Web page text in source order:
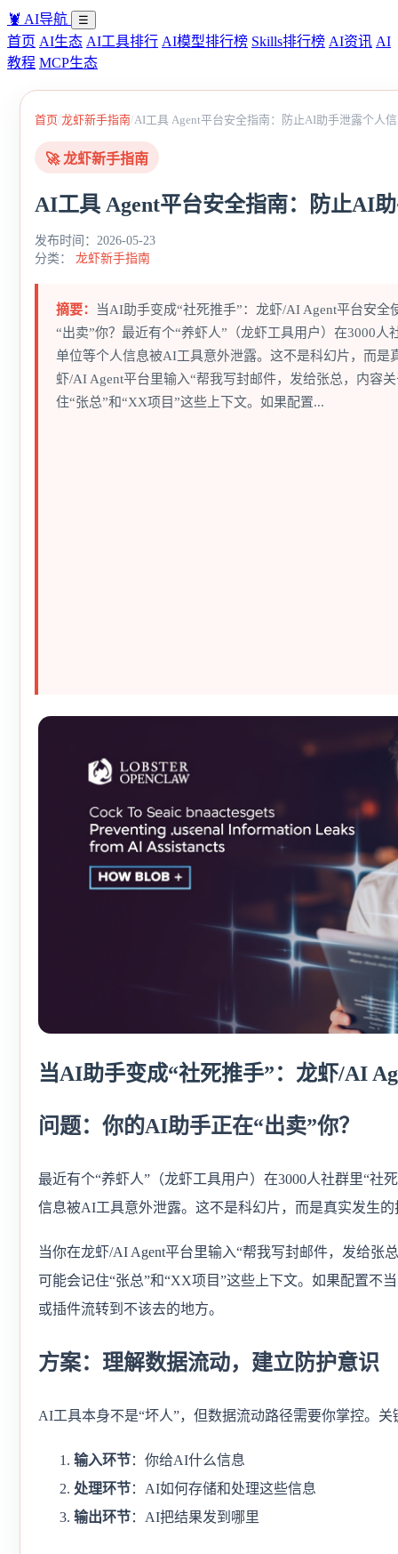
🦞 AI导航 ☰
首页 AI生态 AI工具排行 AI模型排行榜 Skills排行榜 AI资讯 AI
教程 MCP生态
首页/龙虾新手指南/AI工具 Agent平台安全指南：防止AI助手泄露个人
🚀 龙虾新手指南
AI工具 Agent平台安全指南：防止AI
发布时间：2026-05-23
分类： 龙虾新手指南
摘要：
当AI助手变成“社死推手”：龙虾/AI Agent平台安
“出卖”你？最近有个“养虾人”（龙虾工具用户）在3000
单位等个人信息被AI工具意外泄露。这不是科幻片，而是
虾/AI Agent平台里输入“帮我写封邮件，发给张总，内容
住“张总”和“XX项目”这些上下文。如果配置...
当AI助手变成“社死推手”：龙虾/AI
问题：你的AI助手正在“出卖”你？
最近有个“养虾人”（龙虾工具用户）在3000人社群里“
信息被AI工具意外泄露。这不是科幻片，而是真实发生
当你在龙虾/AI Agent平台里输入“帮我写封邮件，发给张
可能会记住“张总”和“XX项目”这些上下文。如果配置不
或插件流转到不该去的地方。
方案：理解数据流动，建立防护意识
AI工具本身不是“坏人”，但数据流动路径需要你掌控。
输入环节：你给AI什么信息
处理环节：AI如何存储和处理这些信息
输出环节：AI把结果发到哪里